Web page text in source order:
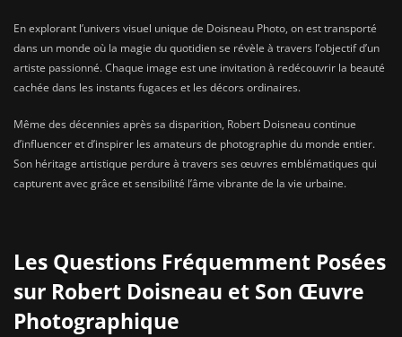
En explorant l’univers visuel unique de Doisneau Photo, on est transporté
dans un monde où la magie du quotidien se révèle à travers l’objectif d’un
artiste passionné. Chaque image est une invitation à redécouvrir la beauté
cachée dans les instants fugaces et les décors ordinaires.
Même des décennies après sa disparition, Robert Doisneau continue
d’influencer et d’inspirer les amateurs de photographie du monde entier.
Son héritage artistique perdure à travers ses œuvres emblématiques qui
capturent avec grâce et sensibilité l’âme vibrante de la vie urbaine.
Les Questions Fréquemment Posées
sur Robert Doisneau et Son Œuvre
Photographique